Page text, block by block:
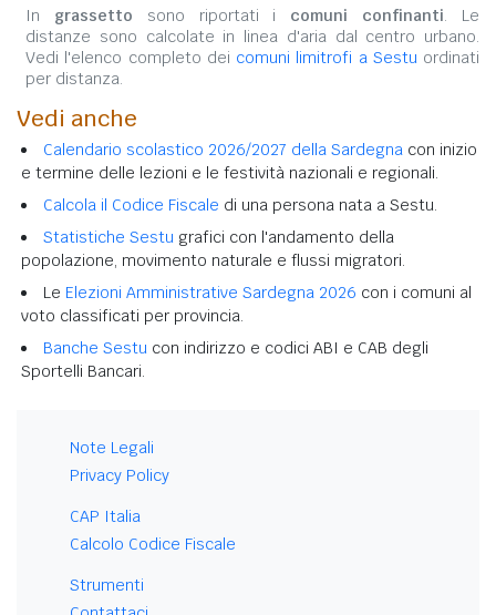
In grassetto sono riportati i comuni confinanti. Le
distanze sono calcolate in linea d'aria dal centro urbano.
Vedi l'elenco completo dei comuni limitrofi a Sestuordinati
per distanza.
Vedi anche
Calendario scolastico 2026/2027 della Sardegna con inizio
e termine delle lezioni e le festività nazionali e regionali.
Calcola il Codice Fiscale di una persona nata a Sestu.
Statistiche Sestu grafici con l'andamento della
popolazione, movimento naturale e flussi migratori.
Le Elezioni Amministrative Sardegna 2026 con i comuni al
voto classificati per provincia.
Banche Sestu con indirizzo e codici ABI e CAB degli
Sportelli Bancari.
Note Legali
Privacy Policy
CAP Italia
Calcolo Codice Fiscale
Strumenti